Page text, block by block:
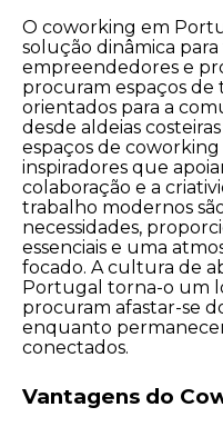
O coworking em
solução dinâmica
empreendedores e
procuram espaços de
orientados para a
desde aldeias
espaços de
inspiradores que
colaboração e a
trabalho modernos
necessidades,
essenciais e uma
focado. A cultura de
Portugal torna-o um
procuram afastar-se
enquanto
conectados.
Vantagens do